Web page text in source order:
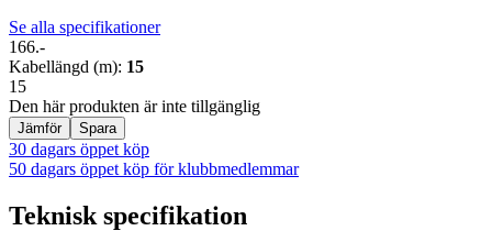
Se alla specifikationer
166.-
Kabellängd (m): 15
15
Den här produkten är inte tillgänglig
Jämför Spara
30 dagars öppet köp
50 dagars öppet köp för klubbmedlemmar
Teknisk specifikation